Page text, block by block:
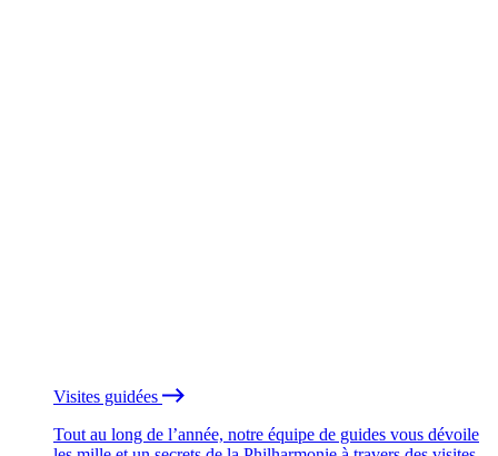
Visites guidées
Tout au long de l’année, notre équipe de guides vous dévoile